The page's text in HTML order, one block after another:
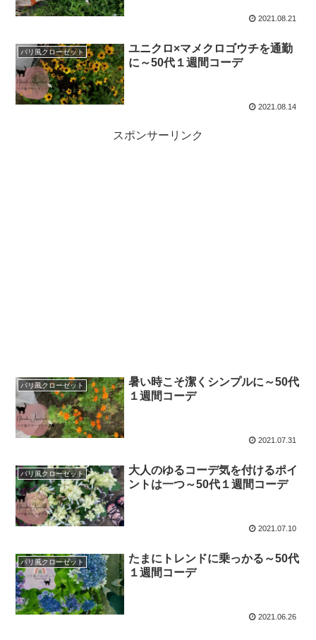
2021.08.21
パリ風クローゼット
ユニクロ×マメクロゴウチを通勤
に～50代１週間コーデ
2021.08.14
スポンサーリンク
パリ風クローゼット
暑い時こそ潔くシンプルに～50代
１週間コーデ
2021.07.31
パリ風クローゼット
大人のゆるコーデ気を付けるポイ
ントは一つ～50代１週間コーデ
2021.07.10
パリ風クローゼット
たまにトレンドに乗っかる～50代
１週間コーデ
2021.06.26